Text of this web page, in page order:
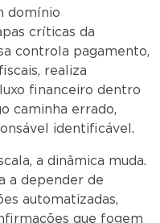
domínio
críticas da
controla pagamento,
realiza
financeiro dentro
caminha errado,
identificável.
a dinâmica muda.
a depender de
automatizadas,
que fogem